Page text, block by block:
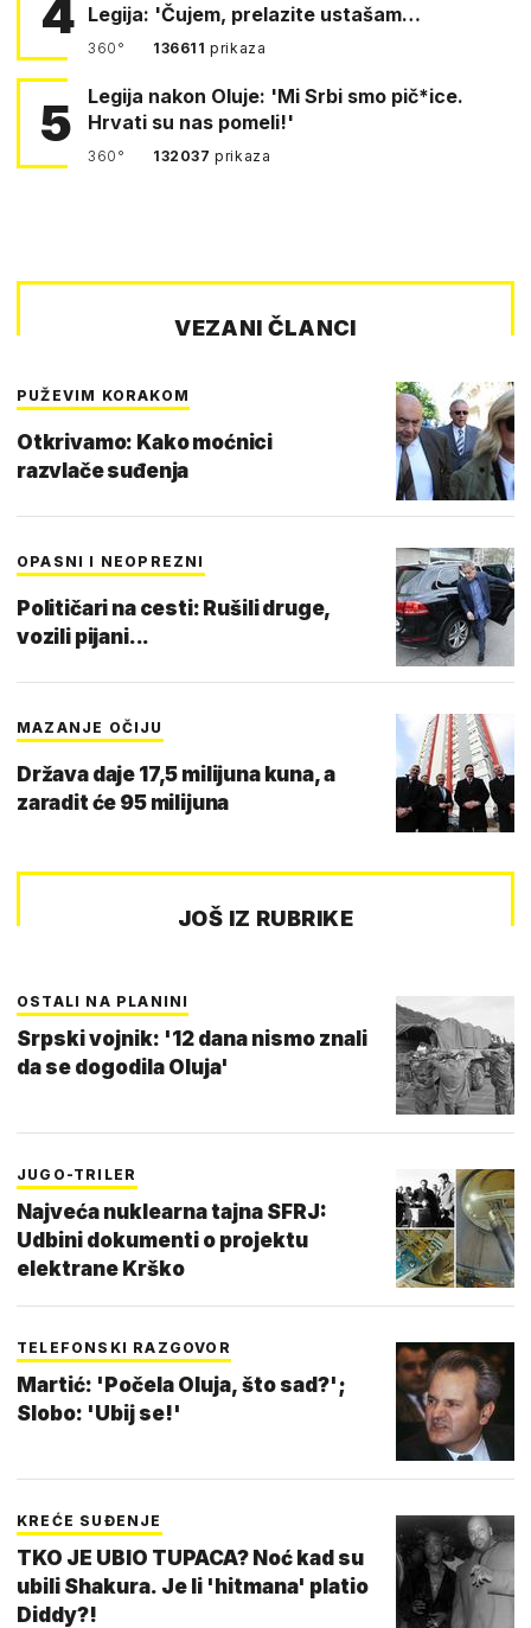
4 Legija: 'Čujem, prelazite ustašam…
360° 136611prikaza
5
Legija nakon Oluje: 'Mi Srbi smo pič*ice.
Hrvati su nas pomeli!'
360° 132037prikaza
VEZANI ČLANCI
PUŽEVIM KORAKOM
Otkrivamo: Kako moćnici
razvlače suđenja
OPASNI I NEOPREZNI
Političari na cesti: Rušili druge,
vozili pijani...
MAZANJE OČIJU
Država daje 17,5 milijuna kuna, a
zaradit će 95 milijuna
JOŠ IZ RUBRIKE
OSTALI NA PLANINI
Srpski vojnik: '12 dana nismo znali
da se dogodila Oluja'
JUGO-TRILER
Najveća nuklearna tajna SFRJ:
Udbini dokumenti o projektu
elektrane Krško
TELEFONSKI RAZGOVOR
Martić: 'Počela Oluja, što sad?';
Slobo: 'Ubij se!'
KREĆE SUĐENJE
TKO JE UBIO TUPACA? Noć kad su
ubili Shakura. Je li 'hitmana' platio
Diddy?!